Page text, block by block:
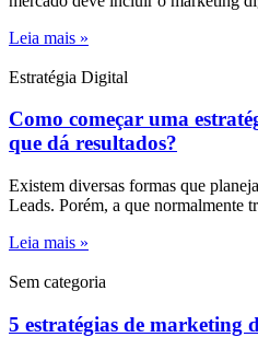
Leia mais »
Estratégia Digital
Como começar uma
que dá resultados?
Existem diversas formas que
Leads. Porém, a que normalmente
Leia mais »
Sem categoria
5 estratégias de marketing